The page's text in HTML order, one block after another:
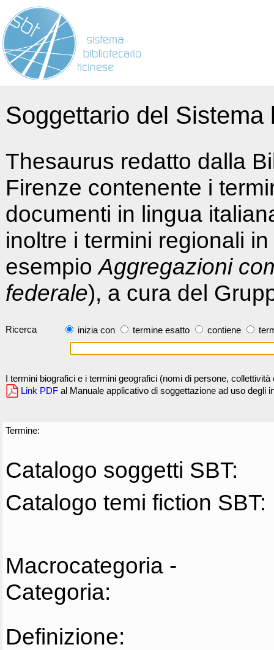
Soggettario del
Thesaurus redatto dalla
Firenze contenente i
documenti in lingua
inoltre i termini regionali
esempioAggregazioni
federale), a cura del
Ricerca inizia con termine esatto contiene
I termini biografici e i termini geografici (nomi di persone,
Link PDF al Manuale applicativo di soggettazione ad uso degli
Termine:
Catalogo soggetti SBT:
Catalogo temi fiction SBT:
Macrocategoria -
Categoria:
Definizione: